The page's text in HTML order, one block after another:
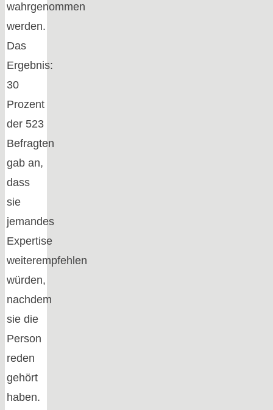
wahrgenommen
werden.
Das
Ergebnis:
30
Prozent
der 523
Befragten
gab an,
dass
sie
jemandes
Expertise
weiterempfehlen
würden,
nachdem
sie die
Person
reden
gehört
haben.